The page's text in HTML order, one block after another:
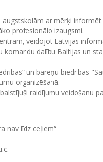
ar mērķi
profesionālo izaugsmi.
veidojot Latvijas
komandu dalību Baltijas un
un bāreņu biedrības
organizēšanā.
raidījumu veidošanu
nav līdz ceļiem“